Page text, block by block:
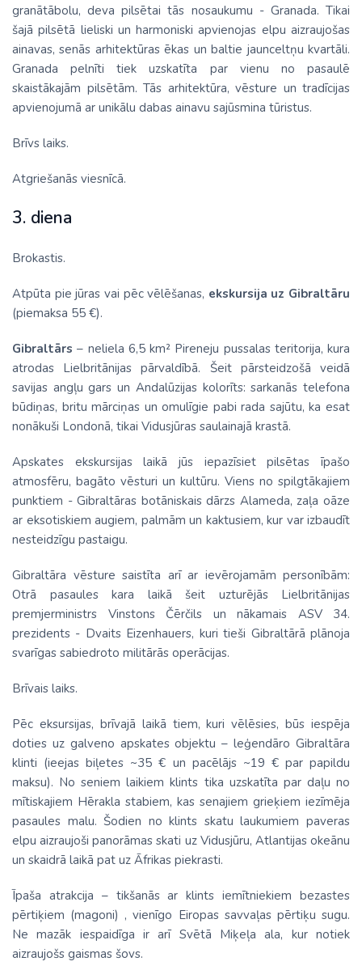
granātābolu, deva pilsētai tās nosaukumu - Granada. Tikai
šajā pilsētā lieliski un harmoniski apvienojas elpu aizraujošas
ainavas, senās arhitektūras ēkas un baltie jaunceltņu kvartāli.
Granada pelnīti tiek uzskatīta par vienu no pasaulē
skaistākajām pilsētām. Tās arhitektūra, vēsture un tradīcijas
apvienojumā ar unikālu dabas ainavu sajūsmina tūristus.
Brīvs laiks.
Atgriešanās viesnīcā.
3. diena
Brokastis.
Atpūta pie jūras vai pēc vēlēšanas, ekskursija uz Gibraltāru
(piemaksa 55 €).
Gibraltārs – neliela 6,5 km² Pireneju pussalas teritorija, kura
atrodas Lielbritānijas pārvaldībā. Šeit pārsteidzošā veidā
savijas angļu gars un Andalūzijas kolorīts: sarkanās telefona
būdiņas, britu mārciņas un omulīgie pabi rada sajūtu, ka esat
nonākuši Londonā, tikai Vidusjūras saulainajā krastā.
Apskates ekskursijas laikā jūs iepazīsiet pilsētas īpašo
atmosfēru, bagāto vēsturi un kultūru. Viens no spilgtākajiem
punktiem - Gibraltāras botāniskais dārzs Alameda, zaļa oāze
ar eksotiskiem augiem, palmām un kaktusiem, kur var izbaudīt
nesteidzīgu pastaigu.
Gibraltāra vēsture saistīta arī ar ievērojamām personībām:
Otrā pasaules kara laikā šeit uzturējās Lielbritānijas
premjerministrs Vinstons Čērčils un nākamais ASV 34.
prezidents - Dvaits Eizenhauers, kuri tieši Gibraltārā plānoja
svarīgas sabiedroto militārās operācijas.
Brīvais laiks.
Pēc eksursijas, brīvajā laikā tiem, kuri vēlēsies, būs iespēja
doties uz galveno apskates objektu – leģendāro Gibraltāra
klinti (ieejas biļetes ~35 € un pacēlājs ~19 € par papildu
maksu). No seniem laikiem klints tika uzskatīta par daļu no
mītiskajiem Hērakla stabiem, kas senajiem grieķiem iezīmēja
pasaules malu. Šodien no klints skatu laukumiem paveras
elpu aizraujoši panorāmas skati uz Vidusjūru, Atlantijas okeānu
un skaidrā laikā pat uz Āfrikas piekrasti.
Īpaša atrakcija – tikšanās ar klints iemītniekiem bezastes
pērtiķiem (magoni) , vienīgo Eiropas savvaļas pērtiķu sugu.
Ne mazāk iespaidīga ir arī Svētā Miķeļa ala, kur notiek
aizraujošs gaismas šovs.